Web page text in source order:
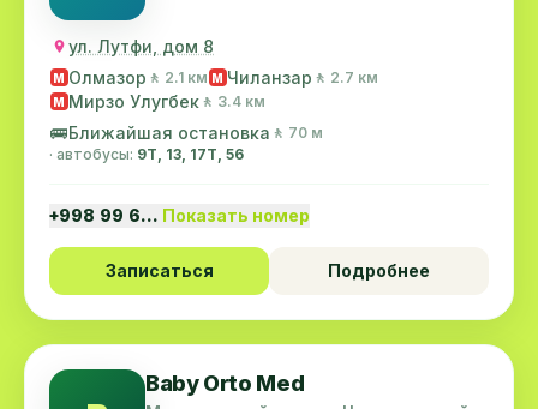
ул. Лутфи, дом 8
M Олмазор 🚶 2.1 км M Чиланзар 🚶 2.7 км
M Мирзо Улугбек 🚶 3.4 км
🚌Ближайшая остановка 🚶 70 м
· автобусы: 9Т, 13, 17T, 56
+998 99 6… Показать номер
Записаться Подробнее
Baby Orto Med